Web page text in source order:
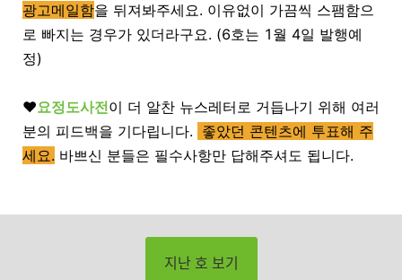
광고메일함을 뒤져봐주세요. 이유없이 가끔씩 스팸함으
로 빠지는 경우가 있더라구요. (6호는 1월 4일 발행예
정)
❤️요정도사전이 더 알찬 뉴스레터로 거듭나기 위해 여러
분의 피드백을 기다립니다. 좋았던 콘텐츠에 투표해 주
세요. 바쁘신 분들은 필수사항만 답해주셔도 됩니다.
지난 호 보기